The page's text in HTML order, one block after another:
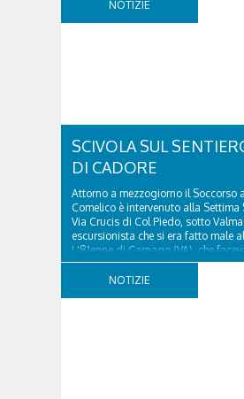
NOTIZIE
SCIVOLA SUL
DI CADORE
Attorno a mezzogiorno il Soccorso
Comelico è intervenuto alla Settima
Via Crucis di Col Piedo, sotto
escursionista che si era fatto male
L'81enne di Carnago (VA), che
comitiva e aveva riportato un
NOTIZIE